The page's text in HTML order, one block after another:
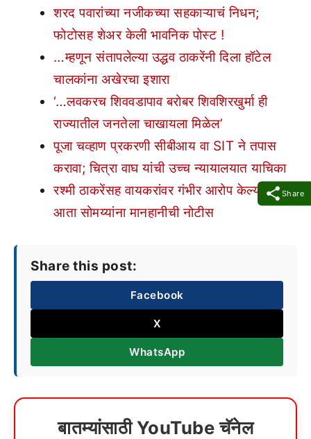
Share
शरद पवारांच्या नजीकच्या सहकाऱ्याचं निधन;
फोटोसह शेअर केली भावनिक पोस्ट !
…म्हणून संतापलेल्या उद्धव ठाकरेंनी दिला हॉटेल
चालकांना अखेरचा इशारा
‘…लवकरच शिववडापाव बरोबर शिवशिरखुर्मा ही
राज्यातील जनतेला चाखायला मिळेल’
पूजा चव्हाण प्रकरणी सीबीआय वा SIT ने तपास
करावा; चित्रा वाघ यांची उच्च न्यायालयात याचिका
रश्मी ठाकरेंसह वायकरांवर गंभीर आरोप केल्यानंतर
आता सोमय्यांना मानहानीची नोटीस
Share this post:
Facebook
X
WhatsApp
बातम्यांसाठी YouTube चॅनेल